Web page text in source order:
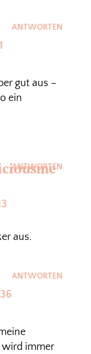
gut aus –
ein
ANTWORTEN
aus.
ANTWORTEN
immer
ANTWORTEN